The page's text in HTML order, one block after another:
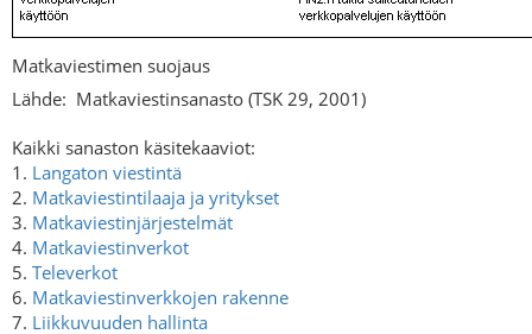
Matkaviestimen suojaus
Lähde: Matkaviestinsanasto (TSK 29, 2001)
Kaikki sanaston käsitekaaviot:
1. Langaton viestintä
2. Matkaviestintilaaja ja yritykset
3. Matkaviestinjärjestelmät
4. Matkaviestinverkot
5. Televerkot
6. Matkaviestinverkkojen rakenne
7. Liikkuvuuden hallinta